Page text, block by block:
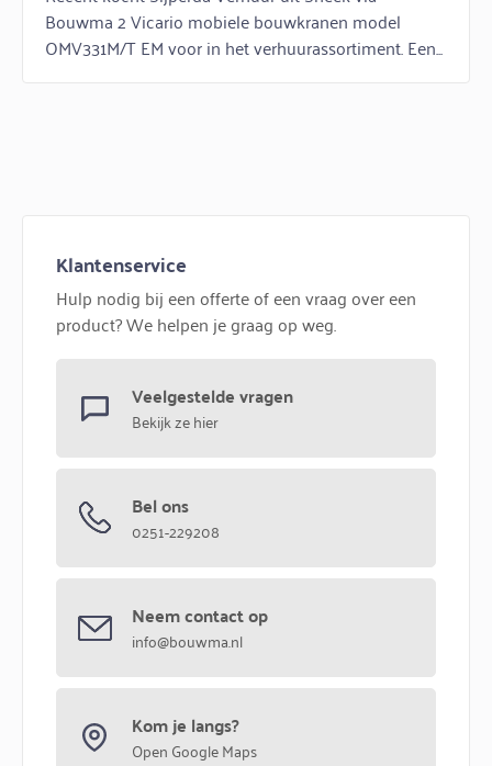
Bouwma 2 Vicario mobiele bouwkranen model
OMV331M/T EM voor in het verhuurassortiment. Een...
Klantenservice
Hulp nodig bij een offerte of een vraag over een
product? We helpen je graag op weg.
Veelgestelde vragen
Bekijk ze hier
Bel ons
0251-229208
Neem contact op
info@bouwma.nl
Kom je langs?
Open Google Maps